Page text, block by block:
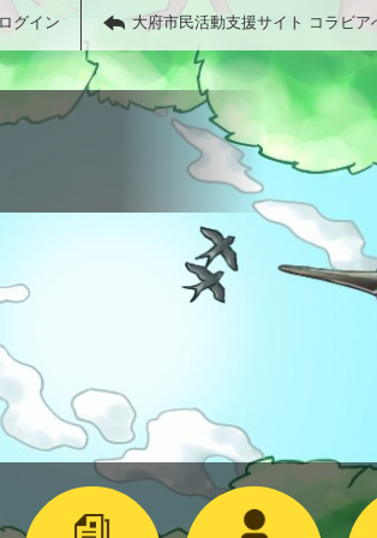
グイン 大府市民活動支援サイト コラビア